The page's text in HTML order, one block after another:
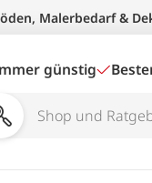
Malerbedarf &
günstig